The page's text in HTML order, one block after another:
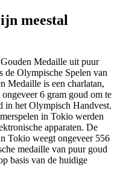
meestal
Medaille uit puur
de Olympische Spelen van
Medaille is een charlatan,
6 gram goud om te
in het Olympisch Handvest.
in Tokio werden
apparaten. De
Tokio weegt ongeveer 556
medaille van puur goud
basis van de huidige